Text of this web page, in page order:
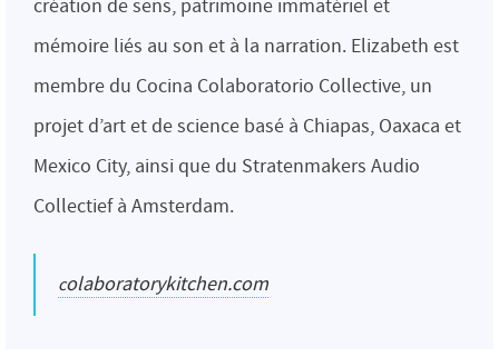
création de sens, patrimoine immatériel et
mémoire liés au son et à la narration. Elizabeth est
membre du Cocina Colaboratorio Collective, un
projet d’art et de science basé à Chiapas, Oaxaca et
Mexico City, ainsi que du Stratenmakers Audio
Collectief à Amsterdam.
colaboratorykitchen.com